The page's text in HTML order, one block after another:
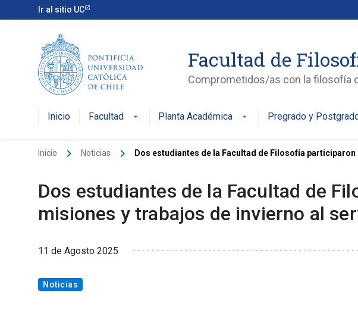
Ir al sitio UC
Facultad de
Comprometidos/as con la filosofía
Inicio Facultad arrow_drop_down Planta Académica arrow_drop_down Pregrado y
Inicio keyboard_arrow_right Noticias keyboard_arrow_right Dos estudiantes de la Facultad de Filosofía participaron
Dos estudiantes de la Facultad de
misiones y trabajos de invierno al
11 de Agosto 2025
Noticias